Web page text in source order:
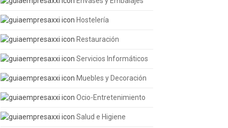
Hostelería
Restauración
Servicios Informáticos
Muebles y Decoración
Ocio-Entretenimiento
Salud e Higiene